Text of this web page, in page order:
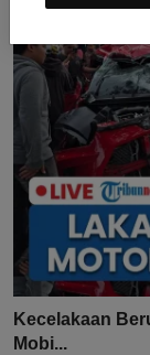
Kecelakaan
Mobi...